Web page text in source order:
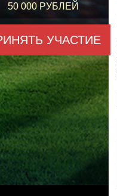
50 000 РУБЛЕЙ
УЧАСТИЕ